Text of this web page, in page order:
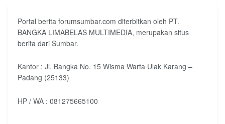
Portal berita forumsumbar.com diterbitkan oleh PT.
BANGKA LIMABELAS MULTIMEDIA, merupakan situs
berita dari Sumbar.
Kantor : Jl. Bangka No. 15 Wisma Warta Ulak Karang –
Padang (25133)
HP / WA : 081275665100